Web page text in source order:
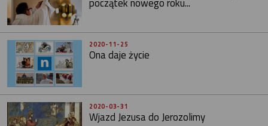
początek nowego roku...
2020-11-25
Ona daje życie
2020-03-31
Wjazd Jezusa do Jerozolimy